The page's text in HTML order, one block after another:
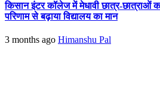
किसान इंटर कॉलेज में मेधावी छात्र-छात्राओं का
परिणाम से बढ़ाया विद्यालय का मान
3 months ago Himanshu Pal